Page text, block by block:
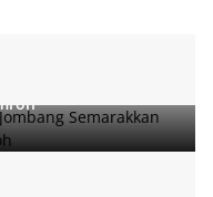
Semarakkan